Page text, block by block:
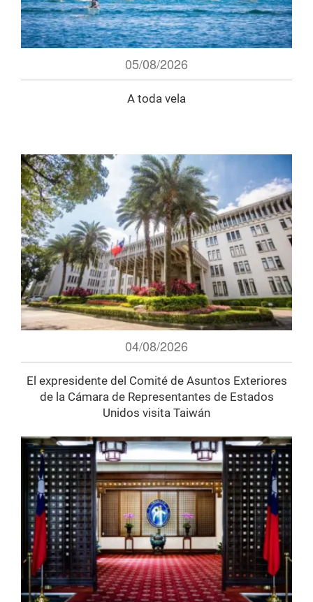
05/08/2026
A toda vela
04/08/2026
El expresidente del Comité de Asuntos Exteriores
de la Cámara de Representantes de Estados
Unidos visita Taiwán